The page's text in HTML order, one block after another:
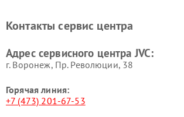
Контакты сервис центра
Адрес сервисного центра JVC:
г. Воронеж, Пр. Революции, 38
Горячая линия:
+7 (473) 201-67-53